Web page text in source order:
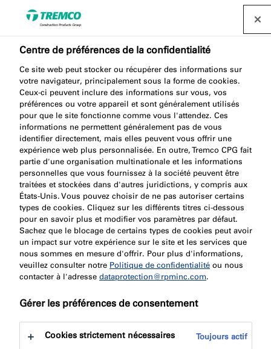
Demande de
spécification
Si vous recherchez de l’aide ou des conseils sur la
façon de spécifier les produits illbruck, vous êtes au
bon endroit. Notre équipe technique et de
spécification est à votre disposition pour vous
accompagner à chaque étape de votre projet de
construction.
Chez illbruck, nous comprenons l’importance de
trouver la meilleure solution et la moins risquée qui
Centre de préférences de la confidentialité
Ce site web peut stocker ou récupérer des informations sur
votre navigateur, principalement sous la forme de cookies.
Ceux-ci peuvent inclure des informations sur vous, vos
préférences ou votre appareil et sont généralement utilisés
pour que le site fonctionne comme vous l'attendez. Ces
informations ne permettent généralement pas de vous
identifier directement, mais elles peuvent vous offrir une
expérience web plus personnalisée. En outre, Tremco CPG fait
partie d'une organisation multinationale et les informations
personnelles que vous fournissez à la société peuvent être
traitées et stockées dans d'autres juridictions, y compris aux
États-Unis. Vous pouvez choisir de ne pas autoriser certains
types de cookies. Cliquez sur les différents titres ci-dessous
pour en savoir plus et modifier vos paramètres par défaut.
Sachez que le blocage de certains types de cookies peut avoir
un impact sur votre expérience sur le site et les services que
nous sommes en mesure d'offrir. Pour plus d'informations,
veuillez consulter notre Politique de confidentialité ou nous
contacter à l'adresse dataprotection@rpminc.com.
Gérer les préférences de consentement
Cookies strictement nécessaires Toujours actif